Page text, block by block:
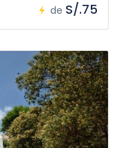
de S/.75